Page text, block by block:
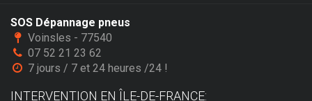
SOS Dépannage pneus
Voinsles - 77540
07 52 21 23 62
7 jours / 7 et 24 heures /24 !
INTERVENTION EN ÎLE-DE-FRANCE: